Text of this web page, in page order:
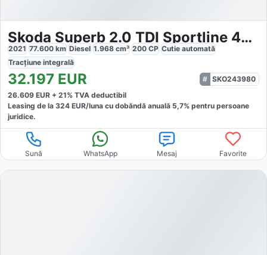
Skoda Superb 2.0 TDI Sportline 4x4
2021 77.600 km Diesel 1.968 cm³ 200 CP Cutie automată
Tracțiune integrală
32.197 EUR
SKO243980
26.609 EUR + 21% TVA deductibil
Leasing de la 324 EUR/luna cu dobăndă anuală 5,7% pentru persoane
juridice.
Sună WhatsApp Mesaj Favorite